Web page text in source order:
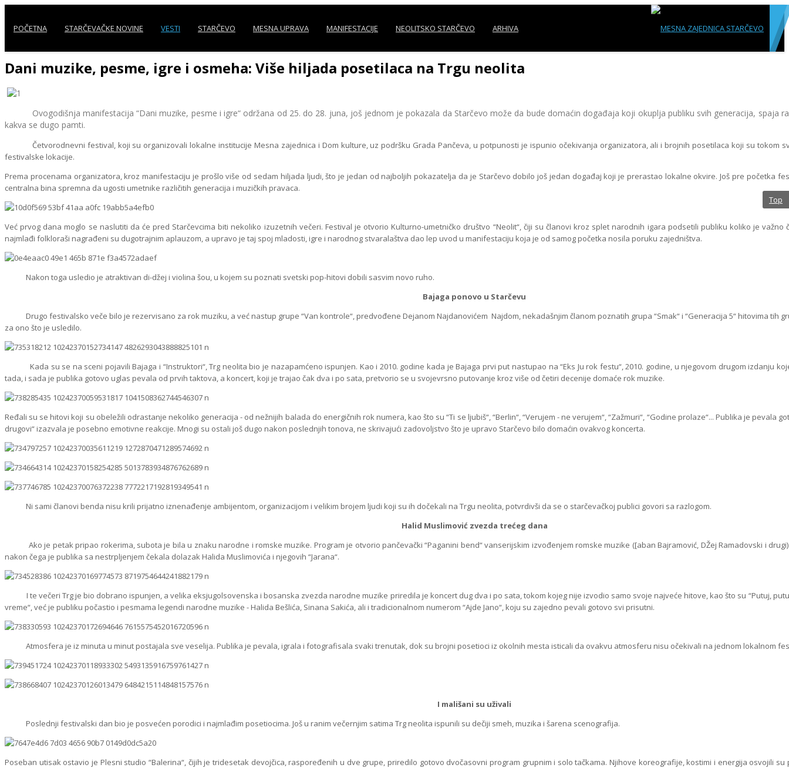
POČETNA STARČEVAČKE NOVINE VESTI STARČEVO MESNA UPRAVA MANIFESTACIJE NEOLITSKO STARČEVO ARHIVA
Dani muzike, pesme, igre i osmeha: Više hiljada posetilaca na Trgu neolita
Ovogodišnja manifestacija “Dani muzike, pesme i igre“ održana od 25. do 28. juna, još jednom je pokazala da Starčevo može da bude domaćin događaja koji okuplja publiku svih generacija, spaja
kakva se dugo pamti.
Četvorodnevni festival, koji su organizovali lokalne institucije Mesna zajednica i Dom kulture, uz podršku Grada Pančeva, u potpunosti je ispunio očekivanja organizatora, ali i brojnih posetilaca koji su tokom
festivalske lokacije.
Prema procenama organizatora, kroz manifestaciju je prošlo više od sedam hiljada ljudi, što je jedan od najboljih pokazatelja da je Starčevo dobilo još jedan događaj koji je prerastao lokalne okvire. Još pre početka
centralna bina spremna da ugosti umetnike različitih generacija i muzičkih pravaca.
Već prvog dana moglo se naslutiti da će pred Starčevcima biti nekoliko izuzetnih večeri. Festival je otvorio Kulturno-umetničko društvo “Neolit“, čiji su članovi kroz splet narodnih igara podsetili publiku koliko je
najmlađi folkloraši nagrađeni su dugotrajnim aplauzom, a upravo je taj spoj mladosti, igre i narodnog stvaralaštva dao lep uvod u manifestaciju koja je od samog početka nosila poruku zajedništva.
Nakon toga usledio je atraktivan di-džej i violina šou, u kojem su poznati svetski pop-hitovi dobili sasvim novo ruho.
Bajaga ponovo u Starčevu
Drugo festivalsko veče bilo je rezervisano za rok muziku, a već nastup grupe “Van kontrole“, predvođene Dejanom Najdanovićem Najdom, nekadašnjim članom poznatih grupa “Smak“ i “Generacija 5“ hitovima tih
za ono što je usledilo.
Kada su se na sceni pojavili Bajaga i “Instruktori“, Trg neolita bio je nazapamćeno ispunjen. Kao i 2010. godine kada je Bajaga prvi put nastupao na “Eks Ju rok festu“, 2010. godine, u njegovom drugom izdanju
tada, i sada je publika gotovo uglas pevala od prvih taktova, a koncert, koji je trajao čak dva i po sata, pretvorio se u svojevrsno putovanje kroz više od četiri decenije domaće rok muzike.
Ređali su se hitovi koji su obeležili odrastanje nekoliko generacija - od nežnijih balada do energičnih rok numera, kao što su “Ti se ljubiš“, “Berlin“, “Verujem - ne verujem“, “Zažmuri“, “Godine prolaze“... Publika je pevala
drugovi“ izazvala je posebno emotivne reakcije. Mnogi su ostali još dugo nakon poslednjih tonova, ne skrivajući zadovoljstvo što je upravo Starčevo bilo domaćin ovakvog koncerta.
Ni sami članovi benda nisu krili prijatno iznenađenje ambijentom, organizacijom i velikim brojem ljudi koji su ih dočekali na Trgu neolita, potvrdivši da se o starčevačkoj publici govori sa razlogom.
Halid Muslimović zvezda trećeg dana
Ako je petak pripao rokerima, subota je bila u znaku narodne i romske muzike. Program je otvorio pančevački “Paganini bend“ vanserijskim izvođenjem romske muzike ([aban Bajramović, DŽej Ramadovski i
nakon čega je publika sa nestrpljenjem čekala dolazak Halida Muslimovića i njegovih “Jarana“.
I te večeri Trg je bio dobrano ispunjen, a velika eksjugolsovenska i bosanska zvezda narodne muzike priredila je koncert dug dva i po sata, tokom kojeg nije izvodio samo svoje najveće hitove, kao što su “Putuj, putuj
vreme“, već je publiku počastio i pesmama legendi narodne muzike - Halida Bešlića, Sinana Sakića, ali i tradicionalnom numerom “Ajde Jano“, koju su zajedno pevali gotovo svi prisutni.
Atmosfera je iz minuta u minut postajala sve veselija. Publika je pevala, igrala i fotografisala svaki trenutak, dok su brojni posetioci iz okolnih mesta isticali da ovakvu atmosferu nisu očekivali na jednom lokalnom
I mališani su uživali
Poslednji festivalski dan bio je posvećen porodici i najmlađim posetiocima. Još u ranim večernjim satima Trg neolita ispunili su dečiji smeh, muzika i šarena scenografija.
Poseban utisak ostavio je Plesni studio “Balerina“, čijih je tridesetak devojčica, raspoređenih u dve grupe, priredilo gotovo dvočasovni program grupnim i solo tačkama. Njihove koreografije, kostimi i energija osvojili
Top